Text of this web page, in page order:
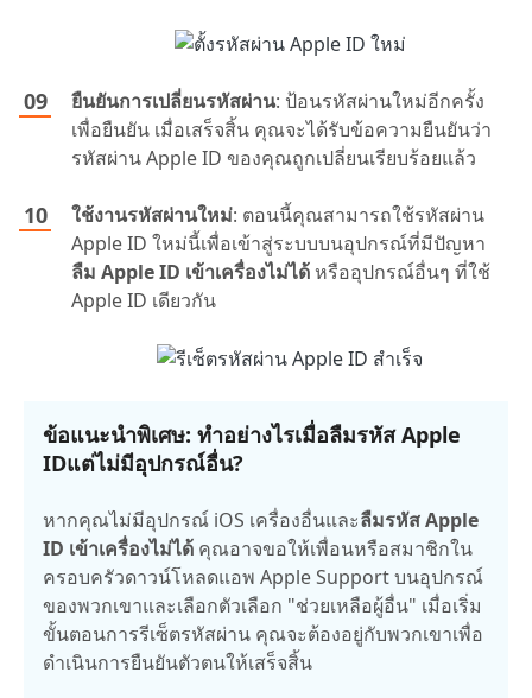
ยืนยันการเปลี่ยนรหัสผ่าน: ป้อนรหัสผ่านใหม่อีกครั้ง
เพื่อยืนยัน เมื่อเสร็จสิ้น คุณจะได้รับข้อความยืนยันว่า
รหัสผ่าน Apple ID ของคุณถูกเปลี่ยนเรียบร้อยแล้ว
ใช้งานรหัสผ่านใหม่: ตอนนี้คุณสามารถใช้รหัสผ่าน
Apple ID ใหม่นี้เพื่อเข้าสู่ระบบบนอุปกรณ์ที่มีปัญหา
ลืม Apple ID เข้าเครื่องไม่ได้ หรืออุปกรณ์อื่นๆ ที่ใช้
Apple ID เดียวกัน
ข้อแนะนำพิเศษ: ทำอย่างไรเมื่อลืมรหัส Apple
IDแต่ไม่มีอุปกรณ์อื่น?
หากคุณไม่มีอุปกรณ์ iOS เครื่องอื่นและลืมรหัส Apple
ID เข้าเครื่องไม่ได้ คุณอาจขอให้เพื่อนหรือสมาชิกใน
ครอบครัวดาวน์โหลดแอพ Apple Support บนอุปกรณ์
ของพวกเขาและเลือกตัวเลือก "ช่วยเหลือผู้อื่น" เมื่อเริ่ม
ขั้นตอนการรีเซ็ตรหัสผ่าน คุณจะต้องอยู่กับพวกเขาเพื่อ
ดำเนินการยืนยันตัวตนให้เสร็จสิ้น